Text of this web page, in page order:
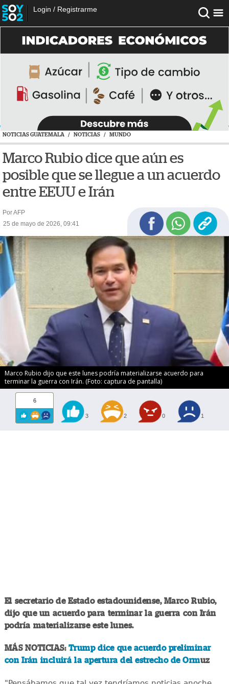
Login / Registrarme
NOTICIAS GUATEMALA / NOTICIAS / MUNDO
Marco Rubio dice que aún es
posible que se llegue a un acuerdo
entre EEUU e Irán
Por AFP
25 de mayo de 2026, 09:41
Marco Rubio dijo que este lunes podría materializarse acuerdo para
terminar la guerra con Irán. (Foto: captura de pantalla)
6
3 2 0 1
El secretario de Estado estadounidense, Marco Rubio,
dijo que un acuerdo para terminar la guerra con Irán
podría materializarse este lunes.
MÁS NOTICIAS:Trump dice que acuerdo preliminar
con Irán incluirá la apertura del estrecho de Ormuz